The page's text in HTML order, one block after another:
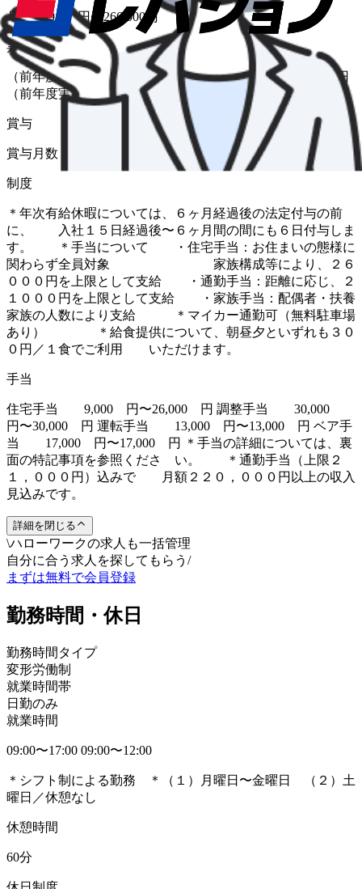
月給 199,000円〜266,000円
昇給
（前年度実績 あり） 金額 1月あたり 2,000 円 〜 2,000 円
（前年度実績）
賞与
賞与月数 計 5ヶ月分（前年度実績）
制度
＊年次有給休暇については、６ヶ月経過後の法定付与の前
に、 入社１５日経過後〜６ヶ月間の間にも６日付与しま
す。 ＊手当について ・住宅手当：お住まいの態様に
関わらず全員対象 家族構成等により、２６
０００円を上限として支給 ・通勤手当：距離に応じ、２
１０００円を上限として支給 ・家族手当：配偶者・扶養
家族の人数により支給 ＊マイカー通勤可（無料駐車場
あり） ＊給食提供について、朝昼夕といずれも３０
０円／１食でご利用 いただけます。
手当
住宅手当 9,000 円〜26,000 円 調整手当 30,000
円〜30,000 円 運転手当 13,000 円〜13,000 円 ベア手
当 17,000 円〜17,000 円 ＊手当の詳細については、裏
面の特記事項を参照くださ い。 ＊通勤手当（上限２
１，０００円）込みで 月額２２０，０００円以上の収入
見込みです。
詳細を閉じる
\ハローワークの求人も一括管理
自分に合う求人を探してもらう /
まずは無料で会員登録
勤務時間・休日
勤務時間タイプ
変形労働制
就業時間帯
日勤のみ
就業時間
09:00〜17:00 09:00〜12:00
＊シフト制による勤務 ＊（１）月曜日〜金曜日 （２）土
曜日／休憩なし
休憩時間
60分